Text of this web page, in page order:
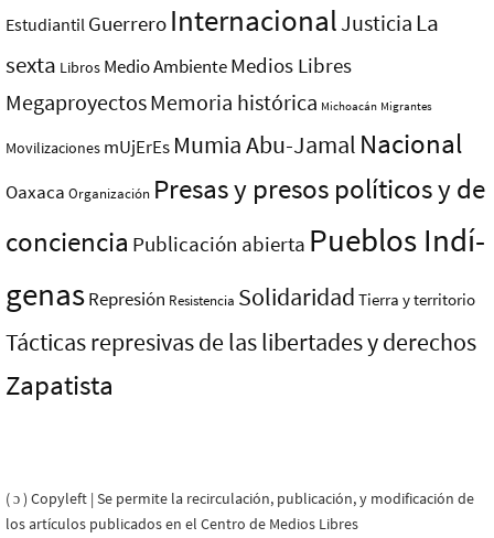
Estudiantil Guerrero InternacionalJusticia La
sexta Libros Medio AmbienteMedios Libres
MegaproyectosMemoria histórica Michoacán Migrantes
Movilizaciones mUjErEs Mumia Abu-Jamal Nacional
Oaxaca Organización Presas y presos polí­ticos y de
conciencia Publicación abierta Pueblos Indí­
genasRepresión Resistencia Solidaridad Tierra y territorio
Tácticas represivas de las libertades y derechos
Zapatista
( ɔ ) Copyleft | Se permite la recirculación, publicación, y modificación de
los artículos publicados en el Centro de Medios Libres